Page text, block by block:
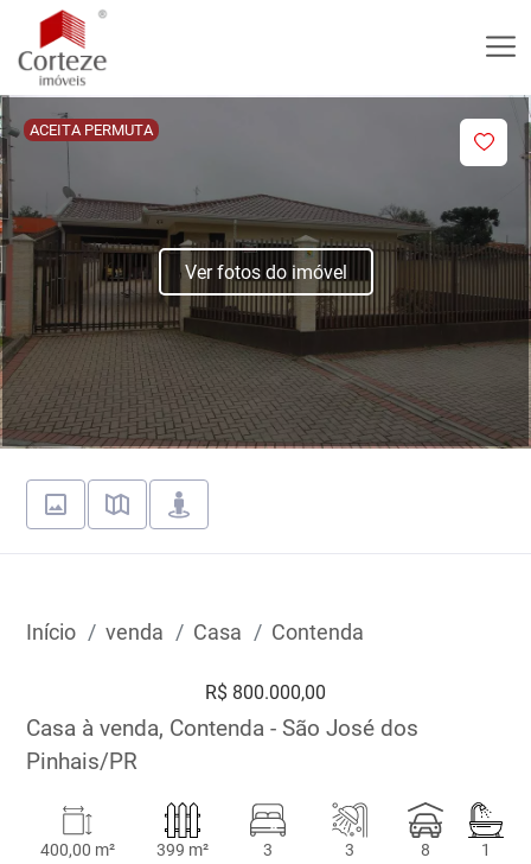
ACEITA PERMUTA
Ver fotos do imóvel
Início venda Casa Contenda
R$ 800.000,00
Casa à venda, Contenda - São José dos
Pinhais/PR
400,00 m²
399 m²
3
3
8
1